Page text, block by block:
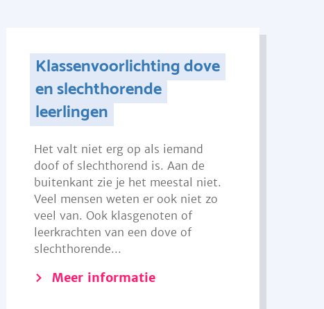
Klassenvoorlichting dove
en slechthorende
leerlingen
Het valt niet erg op als iemand
doof of slechthorend is. Aan de
buitenkant zie je het meestal niet.
Veel mensen weten er ook niet zo
veel van. Ook klasgenoten of
leerkrachten van een dove of
slechthorende...
Meer informatie